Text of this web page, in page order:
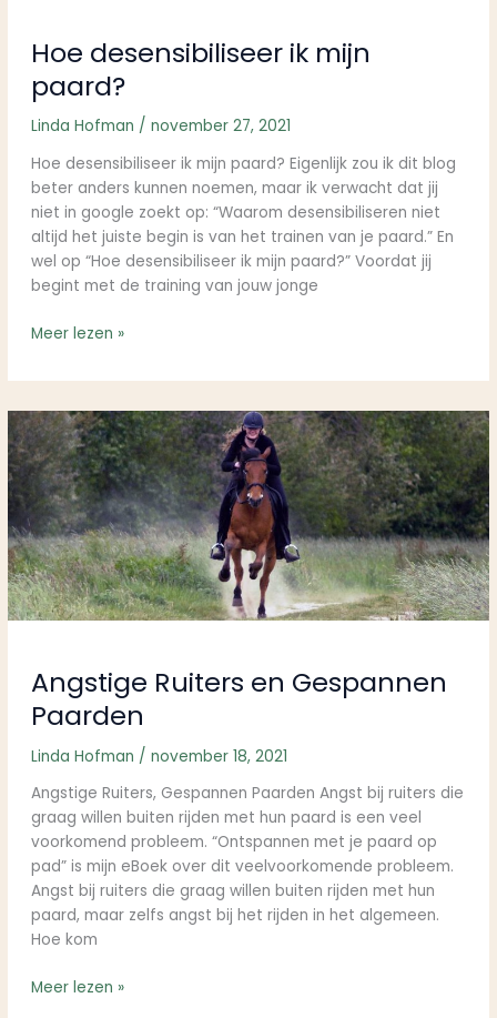
Hoe desensibiliseer ik mijn
paard?
Linda Hofman / november 27, 2021
Hoe desensibiliseer ik mijn paard? Eigenlijk zou ik dit blog
beter anders kunnen noemen, maar ik verwacht dat jij
niet in google zoekt op: “Waarom desensibiliseren niet
altijd het juiste begin is van het trainen van je paard.” En
wel op “Hoe desensibiliseer ik mijn paard?” Voordat jij
begint met de training van jouw jonge
Meer lezen »
Angstige Ruiters en Gespannen
Paarden
Linda Hofman / november 18, 2021
Angstige Ruiters, Gespannen Paarden Angst bij ruiters die
graag willen buiten rijden met hun paard is een veel
voorkomend probleem. “Ontspannen met je paard op
pad” is mijn eBoek over dit veelvoorkomende probleem.
Angst bij ruiters die graag willen buiten rijden met hun
paard, maar zelfs angst bij het rijden in het algemeen.
Hoe kom
Angstige
Ruiters
en
Gespannen
Paarden
Meer lezen »